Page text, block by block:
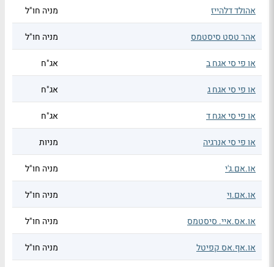
אהולד דלהייז מניה חו"ל
אהר טסט סיסטמס מניה חו"ל
או פי סי אגח ב אג"ח
או פי סי אגח ג אג"ח
או פי סי אגח ד אג"ח
או פי סי אנרגיה מניות
או.אם.ג'י מניה חו"ל
או.אם.וי מניה חו"ל
או.אס.איי. סיסטמס מניה חו"ל
או.אף.אס קפיטל מניה חו"ל